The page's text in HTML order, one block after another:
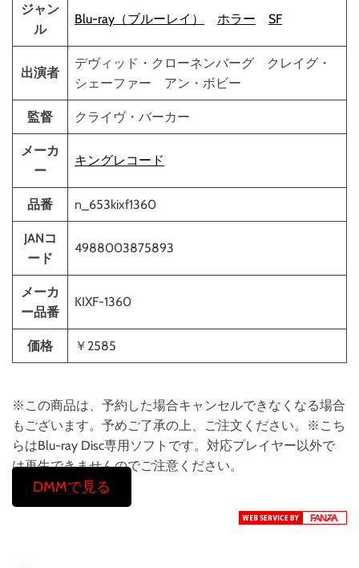
ジャン
ル
Blu-ray（ブルーレイ） ホラー SF
出演者
デヴィッド・クローネンバーグ クレイグ・
シェーファー アン・ボビー
監督 クライヴ・バーカー
メーカ
ー
キングレコード
品番 n_653kixf1360
JANコ
ード
4988003875893
メーカ
ー品番
KIXF-1360
価格 ￥2585
※この商品は、予約した場合キャンセルできなくなる場合
もございます。予めご了承の上、ご注文ください。※こち
らはBlu-ray Disc専用ソフトです。対応プレイヤー以外で
は再生できませんのでご注意ください。
DMMで見る